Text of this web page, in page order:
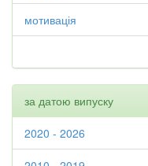
мотивація
за датою випуску
2020 - 2026